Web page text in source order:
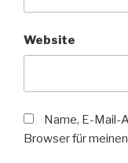
Website
Name, E-Mail-
Browser für